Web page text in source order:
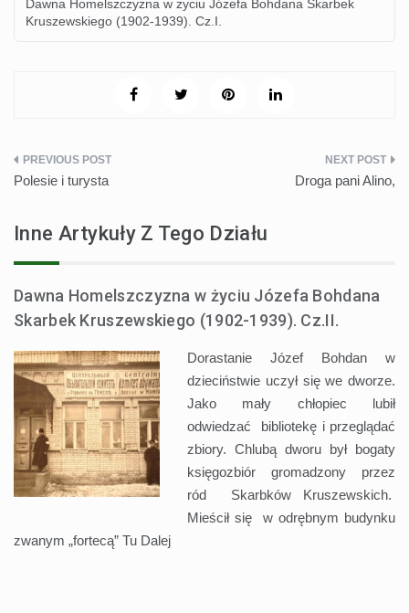
Dawna Homelszczyzna w życiu Józefa Bohdana Skarbek
Kruszewskiego (1902-1939). Cz.I.
Nawigacja
Polesie i turysta Droga pani Alino,
Inne Artykuły Z Tego Działu
Dawna Homelszczyzna w życiu Józefa Bohdana
Skarbek Kruszewskiego (1902-1939). Cz.II.
Dorastanie Józef Bohdan w
dzieciństwie uczył się we dworze.
Jako mały chłopiec lubił
odwiedzać bibliotekę i przeglądać
zbiory. Chlubą dworu był bogaty
księgozbiór gromadzony przez
ród Skarbków Kruszewskich.
Mieścił się w odrębnym budynku
zwanym „fortecą” Tu Dalej